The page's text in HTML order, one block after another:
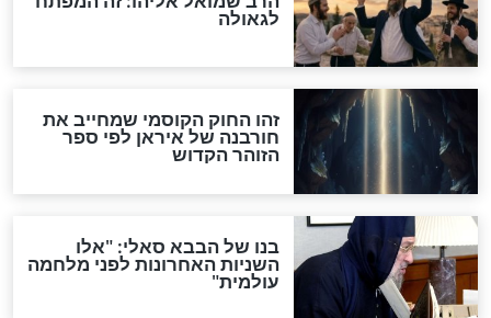
האם לאחר בוא המשיח יהיה
אפשר לחזור בתשובה?
לכל המאמרים